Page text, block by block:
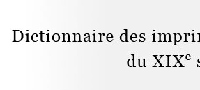
principal